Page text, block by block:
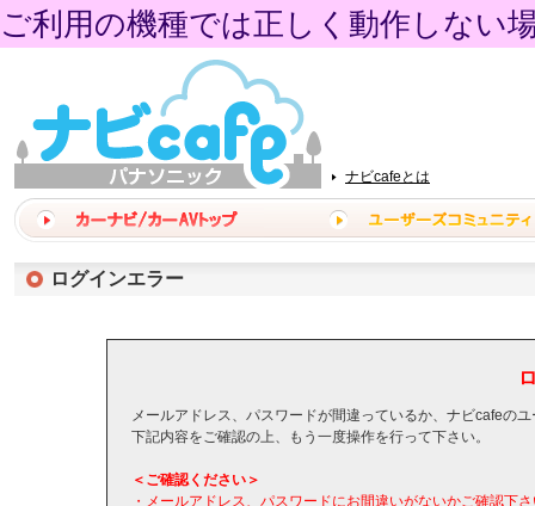
ご利用の機種では正しく動作しない
ナビcafeとは
ログインエラー
メールアドレス、パスワードが間違っているか、ナビcafeの
下記内容をご確認の上、もう一度操作を行って下さい。
＜ご確認ください＞
・メールアドレス、パスワードにお間違いがないかご確認下